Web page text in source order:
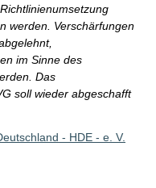
werden. Verschärfungen
im Sinne des
Das
soll wieder abgeschafft
- HDE - e. V.